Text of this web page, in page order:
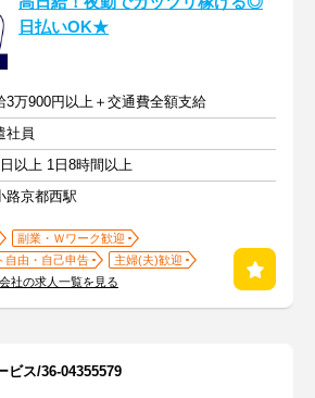
日払いOK★
3万900円以上＋交通費全額支給
社員
以上 1日8時間以上
路京都西駅
副業・Ｗワーク歓迎
自由・自己申告
主婦(夫)歓迎
社の求人一覧を見る
ビス/36-04355579